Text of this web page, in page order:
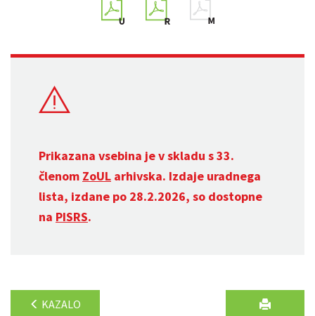
Prikazana vsebina je v skladu s 33.
členom ZoUL arhivska. Izdaje uradnega
lista, izdane po 28.2.2026, so dostopne
na PISRS.
KAZALO